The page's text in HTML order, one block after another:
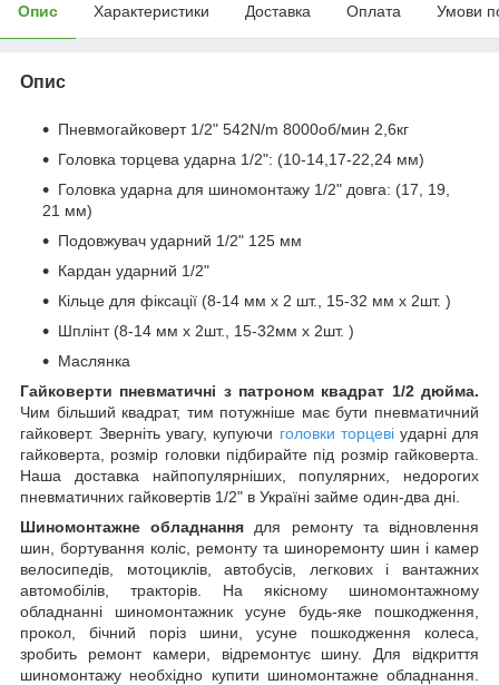
Опис Характеристики Доставка Оплата Умови
Опис
Пневмогайковерт 1/2" 542N/m 8000об/мин 2,6кг
Головка торцева ударна 1/2": (10-14,17-22,24 мм)
Головка ударна для шиномонтажу 1/2" довга: (17, 19,
21 мм)
Подовжувач ударний 1/2" 125 мм
Кардан ударний 1/2"
Кільце для фіксації (8-14 мм x 2 шт., 15-32 мм x 2шт. )
Шплінт (8-14 мм x 2шт., 15-32мм x 2шт. )
Маслянка
Гайковерти пневматичні з патроном квадрат 1/2 дюйма.
Чим більший квадрат, тим потужніше має бути пневматичний
гайковерт. Зверніть увагу, купуючи головки торцевіударні для
гайковерта, розмір головки підбирайте під розмір гайковерта.
Наша доставка найпопулярніших, популярних, недорогих
пневматичних гайковертів 1/2" в Україні займе один-два дні.
Шиномонтажне обладнання для ремонту та відновлення
шин, бортування коліс, ремонту та шиноремонту шин і камер
велосипедів, мотоциклів, автобусів, легкових і вантажних
автомобілів, тракторів. На якісному шиномонтажному
обладнанні шиномонтажник усуне будь-яке пошкодження,
прокол, бічний поріз шини, усуне пошкодження колеса,
зробить ремонт камери, відремонтує шину. Для відкриття
шиномонтажу необхідно купити шиномонтажне обладнання.